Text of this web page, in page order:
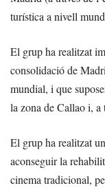
turística a nivell
El grup ha realitzat
consolidació de
mundial, i que
la zona de Callao i, a
El grup ha realitzat
aconseguir la
cinema tradicional,